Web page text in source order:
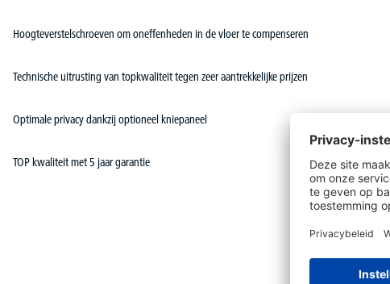
Hoogteverstelschroeven om oneffenheden in de vloer te compenseren
Technische uitrusting van topkwaliteit tegen zeer aantrekkelijke prijzen
Optimale privacy dankzij optioneel kniepaneel
TOP kwaliteit met 5 jaar garantie